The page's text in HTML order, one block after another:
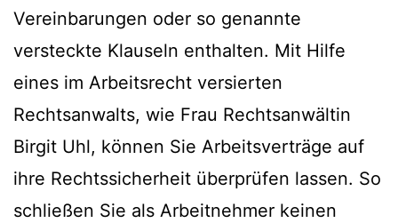
Vereinbarungen oder so genannte
versteckte Klauseln enthalten. Mit Hilfe
eines im Arbeitsrecht versierten
Rechtsanwalts, wie Frau Rechtsanwältin
Birgit Uhl, können Sie Arbeitsverträge auf
ihre Rechtssicherheit überprüfen lassen. So
schließen Sie als Arbeitnehmer keinen